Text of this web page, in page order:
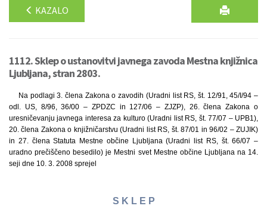
KAZALO
1112. Sklep o ustanovitvi javnega zavoda Mestna knjižnica
Ljubljana, stran 2803.
Na podlagi 3. člena Zakona o zavodih (Uradni list RS, št. 12/91, 45/I/94 –
odl. US, 8/96, 36/00 – ZPDZC in 127/06 – ZJZP), 26. člena Zakona o
uresničevanju javnega interesa za kulturo (Uradni list RS, št. 77/07 – UPB1),
20. člena Zakona o knjižničarstvu (Uradni list RS, št. 87/01 in 96/02 – ZUJIK)
in 27. člena Statuta Mestne občine Ljubljana (Uradni list RS, št. 66/07 –
uradno prečiščeno besedilo) je Mestni svet Mestne občine Ljubljana na 14.
seji dne 10. 3. 2008 sprejel
S K L E P